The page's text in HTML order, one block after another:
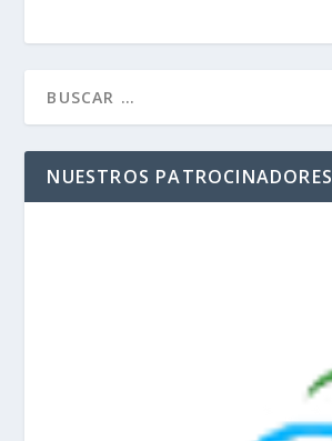
NUESTROS PATROCINADORES